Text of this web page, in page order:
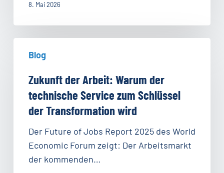
8. Mai 2026
Warum
technische
Service
zum
Schlüssel
Blog
Zukunft der Arbeit: Warum der
technische Service zum Schlüssel
der Transformation wird
Der Future of Jobs Report 2025 des World
Economic Forum zeigt: Der Arbeitsmarkt
der kommenden…